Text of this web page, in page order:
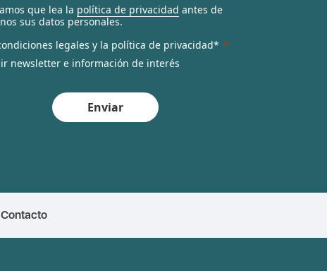
que lea la política de privacidad antes de
sus datos personales.
legales y la política de privacidad*
newsletter e información de interés
Enviar
Contacto